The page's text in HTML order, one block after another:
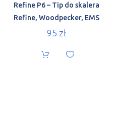
Refine P6 – Tip do skalera
Refine, Woodpecker, EMS
95 zł